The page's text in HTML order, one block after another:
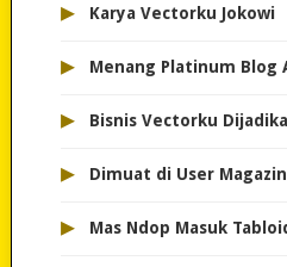
▸ Karya Vectorku Jokowi
▸ Menang Platinum
▸ Bisnis Vectorku
▸ Dimuat di User
▸ Mas Ndop Masuk